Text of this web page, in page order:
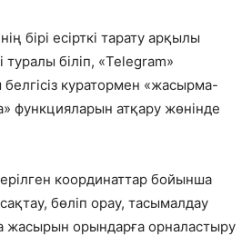
бірі есірткі тарату арқылы
туралы біліп, «Telegram»
куратормен «жасырма-
функцияларын атқару жөнінде
координаттар бойынша
бөліп орау, тасымалдау
жасырын орындарға орналастыру